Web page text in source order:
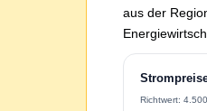
aus der
Richtwert: